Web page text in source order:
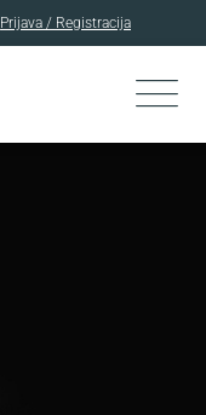
Prijava / Registracija